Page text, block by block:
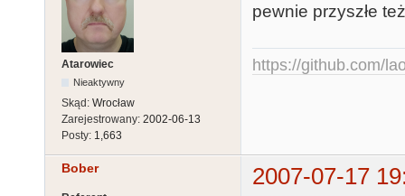
Atarowiec
Nieaktywny
Skąd: Wrocław
Zarejestrowany: 2002-06-13
Posty: 1,663
pewnie przyszłe
https://github.com/
Bober 2007-07-17